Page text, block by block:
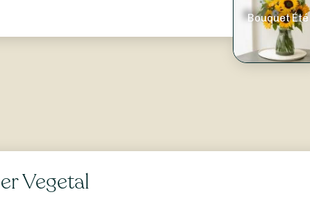
Bouquet Été
Vegetal